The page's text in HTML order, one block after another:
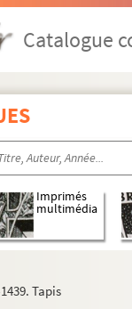
Catalogue
Imprimés
multimédia
Tapis